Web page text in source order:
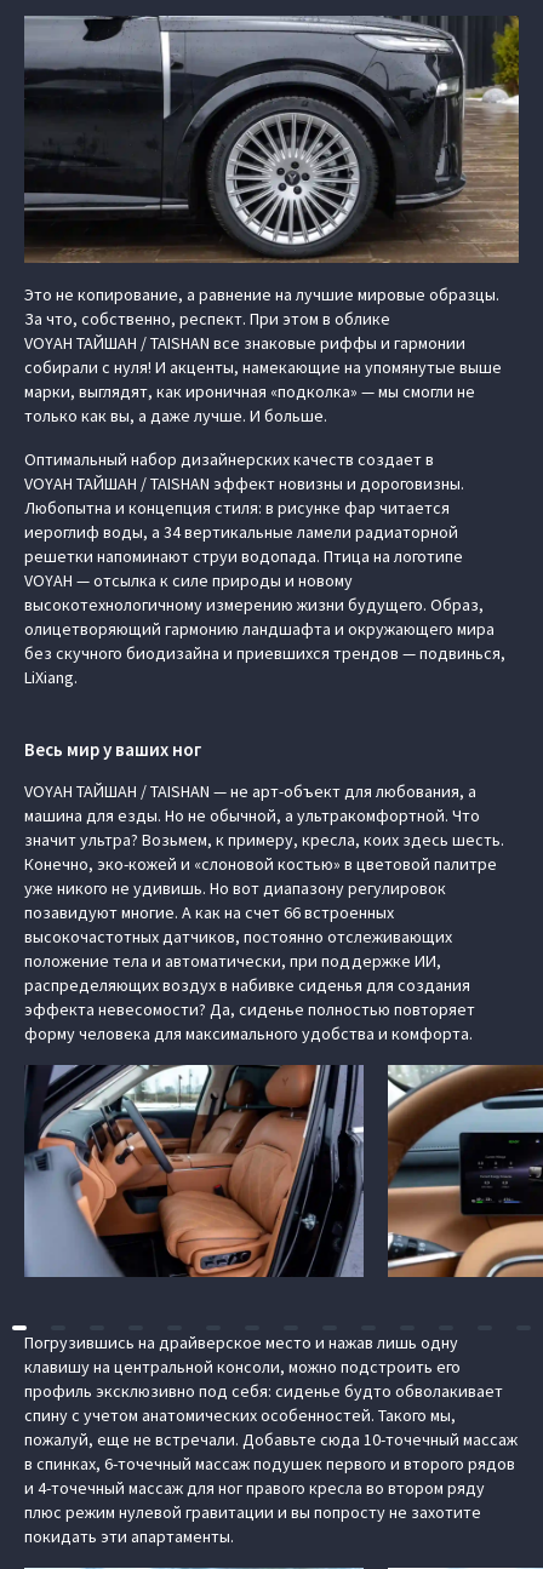
Это не копирование, а равнение на лучшие мировые образцы.
За что, собственно, респект. При этом в облике
VOYAH ТАЙШАН / TAISHAN все знаковые риффы и гармонии
собирали с нуля! И акценты, намекающие на упомянутые выше
марки, выглядят, как ироничная «подколка» — мы смогли не
только как вы, а даже лучше. И больше.
Оптимальный набор дизайнерских качеств создает в
VOYAH ТАЙШАН / TAISHAN эффект новизны и дороговизны.
Любопытна и концепция стиля: в рисунке фар читается
иероглиф воды, а 34 вертикальные ламели радиаторной
решетки напоминают струи водопада. Птица на логотипе
VOYAH — отсылка к силе природы и новому
высокотехнологичному измерению жизни будущего. Образ,
олицетворяющий гармонию ландшафта и окружающего мира
без скучного биодизайна и приевшихся трендов — подвинься,
LiXiang.
Весь мир у ваших ног
VOYAH ТАЙШАН / TAISHAN — не арт-объект для любования, а
машина для езды. Но не обычной, а ультракомфортной. Что
значит ультра? Возьмем, к примеру, кресла, коих здесь шесть.
Конечно, эко-кожей и «слоновой костью» в цветовой палитре
уже никого не удивишь. Но вот диапазону регулировок
позавидуют многие. А как на счет 66 встроенных
высокочастотных датчиков, постоянно отслеживающих
положение тела и автоматически, при поддержке ИИ,
распределяющих воздух в набивке сиденья для создания
эффекта невесомости? Да, сиденье полностью повторяет
форму человека для максимального удобства и комфорта.
Погрузившись на драйверское место и нажав лишь одну
клавишу на центральной консоли, можно подстроить его
профиль эксклюзивно под себя: сиденье будто обволакивает
спину с учетом анатомических особенностей. Такого мы,
пожалуй, еще не встречали. Добавьте сюда 10-точечный массаж
в спинках, 6-точечный массаж подушек первого и второго рядов
и 4-точечный массаж для ног правого кресла во втором ряду
плюс режим нулевой гравитации и вы попросту не захотите
покидать эти апартаменты.